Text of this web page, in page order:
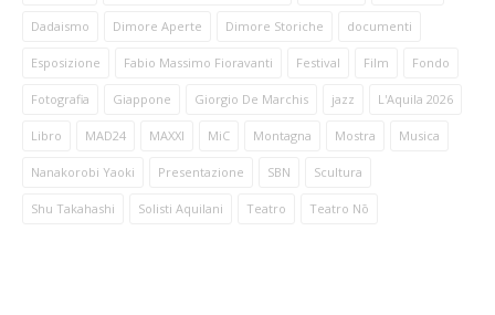
Dadaismo Dimore Aperte Dimore Storiche documenti
Esposizione Fabio Massimo Fioravanti Festival Film Fondo
Fotografia Giappone Giorgio De Marchis jazz L'Aquila 2026
Libro MAD24 MAXXI MiC Montagna Mostra Musica
Nanakorobi Yaoki Presentazione SBN Scultura
Shu Takahashi Solisti Aquilani Teatro Teatro Nō